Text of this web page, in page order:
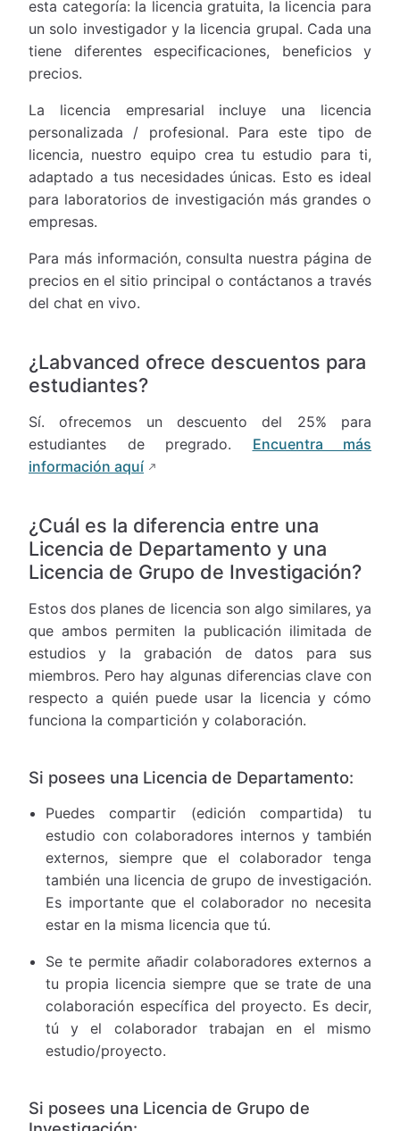
esta categoría: la licencia gratuita, la licencia para
un solo investigador y la licencia grupal. Cada una
tiene diferentes especificaciones, beneficios y
precios.
La licencia empresarial incluye una licencia
personalizada / profesional. Para este tipo de
licencia, nuestro equipo crea tu estudio para ti,
adaptado a tus necesidades únicas. Esto es ideal
para laboratorios de investigación más grandes o
empresas.
Para más información, consulta nuestra página de
precios en el sitio principal o contáctanos a través
del chat en vivo.
¿Labvanced ofrece descuentos para
estudiantes?
Sí. ofrecemos un descuento del 25% para
estudiantes de pregrado. Encuentra más
información aquí
¿Cuál es la diferencia entre una
Licencia de Departamento y una
Licencia de Grupo de Investigación?
Estos dos planes de licencia son algo similares, ya
que ambos permiten la publicación ilimitada de
estudios y la grabación de datos para sus
miembros. Pero hay algunas diferencias clave con
respecto a quién puede usar la licencia y cómo
funciona la compartición y colaboración.
Si posees una Licencia de Departamento:
Puedes compartir (edición compartida) tu
estudio con colaboradores internos y también
externos, siempre que el colaborador tenga
también una licencia de grupo de investigación.
Es importante que el colaborador no necesita
estar en la misma licencia que tú.
Se te permite añadir colaboradores externos a
tu propia licencia siempre que se trate de una
colaboración específica del proyecto. Es decir,
tú y el colaborador trabajan en el mismo
estudio/proyecto.
Si posees una Licencia de Grupo de